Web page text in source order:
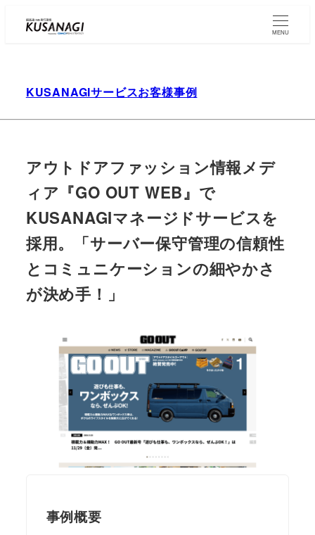
Skip
MENU
KUSANAGIサービスお客様事例
アウトドアファッション情報メデ
ィア『GO OUT WEB』で
KUSANAGIマネージドサービスを
採用。「サーバー保守管理の信頼性
とコミュニケーションの細やかさ
が決め手！」
事例概要